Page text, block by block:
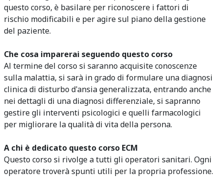
questo corso, è basilare per riconoscere i fattori di
rischio modificabili e per agire sul piano della gestione
del paziente.
Che cosa imparerai seguendo questo corso
Al termine del corso si saranno acquisite conoscenze
sulla malattia, si sarà in grado di formulare una diagnosi
clinica di disturbo d'ansia generalizzata, entrando anche
nei dettagli di una diagnosi differenziale, si sapranno
gestire gli interventi psicologici e quelli farmacologici
per migliorare la qualità di vita della persona.
A chi è dedicato questo corso ECM
Questo corso si rivolge a tutti gli operatori sanitari. Ogni
operatore troverà spunti utili per la propria professione.